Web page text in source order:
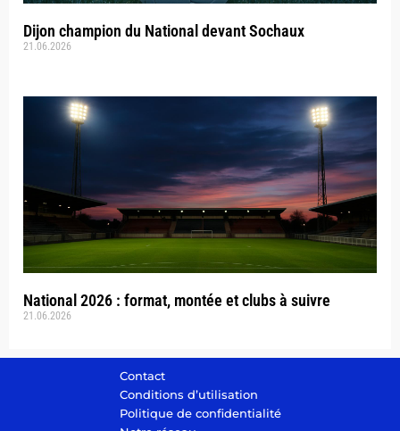
Dijon champion du National devant Sochaux
21.06.2026
National 2026 : format, montée et clubs à suivre
21.06.2026
Contact
Conditions d’utilisation
Politique de confidentialité